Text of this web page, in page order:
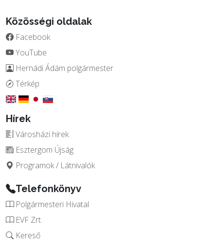
Közösségi oldalak
Facebook
YouTube
Hernádi Ádám polgármester
Térkép
Hírek
Városházi hírek
Esztergom Újság
Programok / Látnivalók
Telefonkönyv
Polgármesteri Hivatal
EVF Zrt.
Kereső